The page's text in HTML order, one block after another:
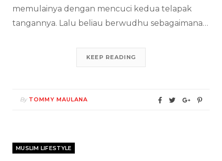
memulainya dengan mencuci kedua telapak
tangannya. Lalu beliau berwudhu sebagaimana…
KEEP READING
By TOMMY MAULANA
MUSLIM LIFESTYLE